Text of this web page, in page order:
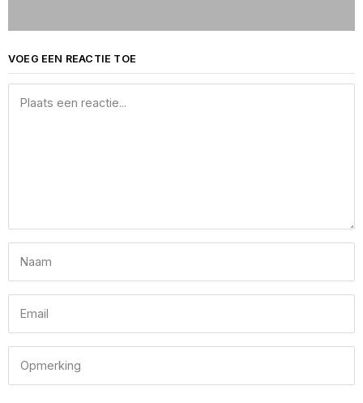
VOEG EEN REACTIE TOE